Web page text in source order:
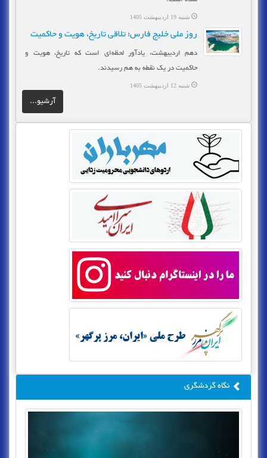
شنبه 19 اردیبهشت 1405
روز ملی خلیج فارس؛ تلاقی تاریخ، هویت و حاکمیت
دهم اردیبهشت، یادآور لحظه‌ای است که تاریخ، هویت و
حاکمیت در یک نقطه به هم رسیدند.
شنبه 12 اردیبهشت 1405
آرشیو...
نگاه گردشگری